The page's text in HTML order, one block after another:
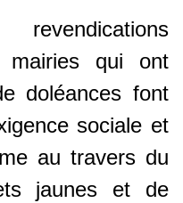
mairies qui ont
doléances font
sociale et
au travers du
jaunes et de